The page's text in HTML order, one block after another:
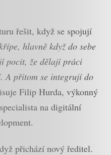
řešit, když se spojují
hlavně když do sebe
pocit, že dělají práci
A přitom se integrují do
Filip Hurda, výkonný
na digitální
přichází nový ředitel.